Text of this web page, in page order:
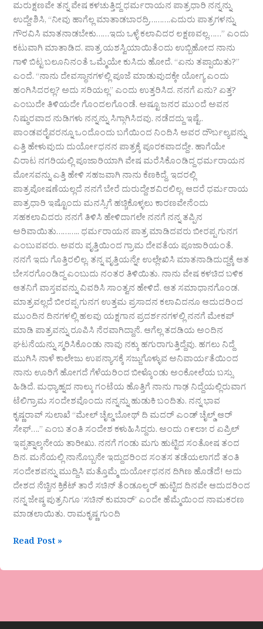
ಮರುಕ್ಷಣವೇ ತನ್ನ ವೇಷ ಕಳಚುತ್ತಿದ್ದ ಧರ್ಮರಾಯನ ಪಾತ್ರಧಾರಿ ನನ್ನನ್ನು
ಉದ್ದೇಶಿಸಿ, “ನೀವು ಹಾಗೆಲ್ಲ ಮಾತಾಡಬಾರದ್ರಿ……….ಎದುರು ಪಾತ್ರಗಳನ್ನು
ಗೌರವಿಸಿ ಮಾತನಾಡಬೇಕು……ಇದು ಒಳ್ಳೆ ಕಲಾವಿದರ ಲಕ್ಷಣವಲ್ಲ……” ಎಂದು
ಕಟುವಾಗಿ ಮಾತಾಡಿದ. ಪಾತ್ರ ಯಶಸ್ವಿಯಾಯಿತೆಂದು ಉಬ್ಬಿಹೋದ ನಾನು
ಗಾಳಿ ಬಿಟ್ಟ ಬಲೂನಿನಂತೆ ಒಮ್ಮೆಯೇ ಕುಸಿದು ಹೋದೆ. “ಏನು ತಪ್ಪಾಯಿತು?”
ಎಂದೆ. “ನಾನು ದೇವಸ್ಥಾನಗಳಲ್ಲಿ ಪೂಜೆ ಮಾಡುವುದಕ್ಕೇ ಯೋಗ್ಯ ಎಂದು
ಹಂಗಿಸಿದರಲ್ಲ? ಅದು ಸರಿಯಲ್ಲ” ಎಂದು ಉತ್ತರಿಸಿದ. ನನಗೆ ಏನು? ಏತ್ತ?
ಎಂಬುದೇ ತಿಳಿಯದೇ ಗೊಂದಲಗೊಂಡೆ. ಅಷ್ಟೂ ಜನರ ಮುಂದೆ ಅವನ
ನಿಷ್ಠುರವಾದ ನುಡಿಗಳು ನನ್ನನ್ನು ಸಿಗ್ಗಾಗಿಸಿದವು. ನಡೆದದ್ದು ಇಷ್ಟೆ..
ಪಾಂಡವರೈವರನ್ನೂ ಒಂದೊಂದು ಬಗೆಯಿಂದ ನಿಂದಿಸಿ ಅವರ ದೌರ್ಬಲ್ಯವನ್ನು
ಎತ್ತಿ ಹೇಳುವುದು ದುರ್ಯೋಧನನ ಪಾತ್ರಕ್ಕೆ ಪೂರಕವಾದದ್ದೇ. ಹಾಗೆಯೇ
ವಿರಾಟ ನಗರಿಯಲ್ಲಿ ಪೂಜಾರಿಯಾಗಿ ವೇಷ ಮರೆಸಿಕೊಂಡಿದ್ದ ಧರ್ಮರಾಯನ
ಮೋಸವನ್ನು ಎತ್ತಿ ಹೇಳಿ ಸಹಜವಾಗಿ ನಾನು ಕೆಣಕಿದ್ದೆ. ಇದರಲ್ಲಿ
ಪಾತ್ರಪೋಷಣೆಯಲ್ಲದೆ ನನಗೆ ಬೇರೆ ದುರುದ್ದೇಶವಿರಲಿಲ್ಲ. ಆದರೆ ಧರ್ಮರಾಯ
ಪಾತ್ರಧಾರಿ ಇಷ್ಟೊಂದು ಮನಸ್ಸಿಗೆ ಹಚ್ಚಿಕೊಳ್ಳಲು ಕಾರಣವೇನೆಂದು
ಸಹಕಲಾವಿದರು ನನಗೆ ತಿಳಿಸಿ ಹೇಳಿದಾಗಲೇ ನನಗೆ ನನ್ನ ತಪ್ಪಿನ
ಅರಿವಾಯಿತು……….. ಧರ್ಮರಾಯನ ಪಾತ್ರ ಮಾಡಿದವರು ಬೀರಪ್ಪ ಗುನಗ
ಎಂಬುವವರು. ಅವರು ವೃತ್ತಿಯಿಂದ ಗ್ರಾಮ ದೇವತೆಯ ಪೂಜಾರಿಯಂತೆ.
ನನಗೆ ಇದು ಗೊತ್ತಿರಲಿಲ್ಲ. ತನ್ನ ವೃತ್ತಿಯನ್ನೇ ಉಲ್ಲೇಖಿಸಿ ಮಾತನಾಡಿದುದ್ದಕ್ಕೆ ಆತ
ಬೇಸರಗೊಂಡಿದ್ದ ಎಂಬುದು ನಂತರ ತಿಳಿಯಿತು. ನಾನು ವೇಷ ಕಳಚಿದ ಬಳಿಕ
ಆತನಿಗೆ ವಾಸ್ತವವನ್ನು ವಿವರಿಸಿ ಸಾಂತ್ವನ ಹೇಳಿದೆ. ಆತ ಸಮಾಧಾನಗೊಂಡ.
ಮಾತ್ರವಲ್ಲದೆ ಬೀರಪ್ಪ ಗುನಗ ಉತ್ತಮ ಪ್ರಸಾದನ ಕಲಾವಿದನೂ ಆದುದರಿಂದ
ಮುಂದಿನ ದಿನಗಳಲ್ಲಿ ಹಲವು ಯಕ್ಷಗಾನ ಪ್ರದರ್ಶನಗಳಲ್ಲಿ ನನಗೆ ಮೇಕಪ್
ಮಾಡಿ ಪಾತ್ರವನ್ನು ರೂಪಿಸಿ ನೆರವಾಗಿದ್ದಾನೆ. ಆಗೆಲ್ಲ ತದಡಿಯ ಅಂದಿನ
ಘಟನೆಯನ್ನು ಸ್ಮರಿಸಿಕೊಂಡು ನಾವು ನಕ್ಕು ಹಗುರಾಗುತ್ತಿದ್ದೆವು. ಹಗಲು ನಿದ್ದೆ
ಮುಗಿಸಿ ನಾಳೆ ಕಾಲೇಜು ಉಪನ್ಯಾಸಕ್ಕೆ ಸಜ್ಜುಗೊಳ್ಳುವ ಅನಿವಾರ್ಯತೆಯಿಂದ
ನಾನು ಊರಿಗೆ ಹೋಗದೆ ಗೆಳೆಯರಿಂದ ಬೀಳ್ಕೊಂಡು ಅಂಕೋಲೆಯ ಬಸ್ಸು
ಹಿಡಿದೆ. ಮಧ್ಯಾಹ್ನದ ನಾಲ್ಕು ಗಂಟೆಯ ಹೊತ್ತಿಗೆ ನಾನು ಗಾಢ ನಿದ್ದೆಯಲ್ಲಿರುವಾಗ
ಟೆಲಿಗ್ರಾಮ ಸಂದೇಶವೊಂದು ನನ್ನನ್ನು ಹುಡುಕಿ ಬಂದಿತು. ನನ್ನ ಭಾವ
ಕೃಷ್ಣರಾವ್ ಸುಲಾಖೆ “ಮೇಲ್ ಚೈಲ್ಡ ಬೋಥ್ ದಿ ಮದರ್ ಎಂಡ್ ಚೈಲ್ಡ್ ಆರ್
ಸೇಫ್….” ಎಂಬ ತಂತಿ ಸಂದೇಶ ಕಳುಹಿಸಿದ್ದರು. ಅಂದು ೧೯೮೫ ರ ಏಪ್ರಿಲ್
ಇಪ್ಪತ್ನಾಲ್ಕನೇಯ ತಾರೀಖು. ನನಗೆ ಗಂಡು ಮಗು ಹುಟ್ಟಿದ ಸಂತೋಷ ತಂದ
ದಿನ. ಮನೆಯಲ್ಲಿ ನಾನೊಬ್ಬನೇ ಇದ್ದುದರಿಂದ ಸಂತಸ ತಡೆಯಲಾಗದೆ ತಂತಿ
ಸಂದೇಶವನ್ನು ಮುದ್ದಿಸಿ ಮತ್ತೊಮ್ಮೆ ದುರ್ಯೋಧನನ ದಿಗಿಣ ಹೊಡೆದೆ! ಅದು
ದೇಶದ ನೆಚ್ಚಿನ ಕ್ರಿಕೆಟ್ ತಾರೆ ಸಚಿನ್ ತೆಂಡೂಲ್ಕರ್ ಹುಟ್ಟಿದ ದಿನವೇ ಆದುದರಿಂದ
ನನ್ನ ಜೇಷ್ಠ ಪುತ್ರನಿಗೂ ‘ಸಚಿನ್ ಕುಮಾರ್’ ಎಂದೇ ಹೆಮ್ಮೆಯಿಂದ ನಾಮಕರಣ
ಮಾಡಲಾಯಿತು. ರಾಮಕೃಷ್ಣ ಗುಂದಿ
Read Post »